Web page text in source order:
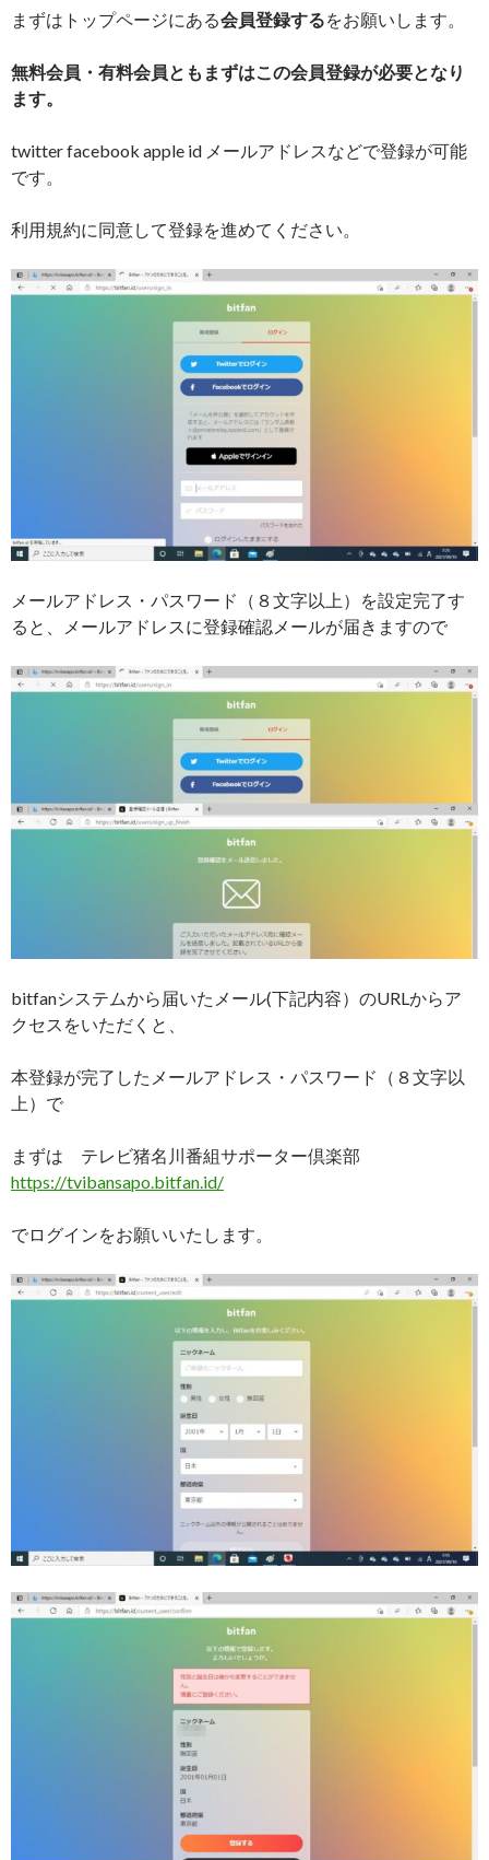
まずはトップページにある会員登録するをお願いします。
無料会員・有料会員ともまずはこの会員登録が必要となり
ます。
twitter facebook apple id メールアドレスなどで登録が可能
です。
利用規約に同意して登録を進めてください。
メールアドレス・パスワード（８文字以上）を設定完了す
ると、メールアドレスに登録確認メールが届きますので
bitfanシステムから届いたメール(下記内容）のURLからア
クセスをいただくと、
本登録が完了したメールアドレス・パスワード（８文字以
上）で
まずは テレビ猪名川番組サポーター倶楽部
https://tvibansapo.bitfan.id/
でログインをお願いいたします。